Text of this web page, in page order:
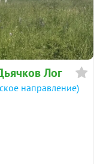
Лог
направление)